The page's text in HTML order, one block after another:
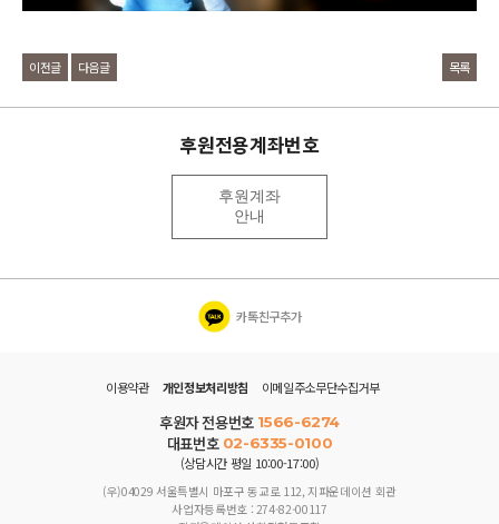
이전글 다음글 목록
후원전용계좌번호
후원계좌
안내
카톡친구추가
이용약관 개인정보처리방침 이메일주소무단수집거부
후원자 전용번호 1566-6274
대표번호 02-6335-0100
(상담시간 평일 10:00-17:00)
(우)04029 서울특별시 마포구 동교로 112, 지파운데이션 회관
사업자등록번호 : 274-82-00117